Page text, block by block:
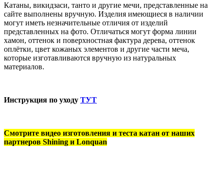
Катаны, викидзаси, танто и другие мечи, представленные на
сайте выполнены вручную. Изделия имеющиеся в наличии
могут иметь незначительные отличия от изделий
представленных на фото. Отличаться могут форма линии
хамон, оттенок и поверхностная фактура дерева, оттенок
оплётки, цвет кожаных элементов и другие части меча,
которые изготавливаются вручную из натуральных
материалов.
Инструкция по уходу ТУТ
Смотрите видео изготовления и теста катан от наших
партнеров Shining и Lonquan